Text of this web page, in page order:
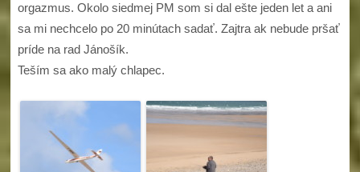
orgazmus. Okolo siedmej PM som si dal ešte jeden let a ani
sa mi nechcelo po 20 minútach sadať. Zajtra ak nebude pršať
príde na rad Jánošík.
Teším sa ako malý chlapec.